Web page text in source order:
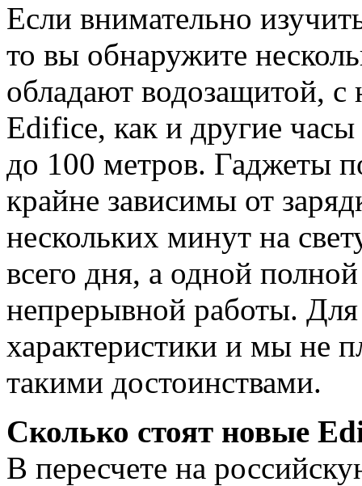
Если внимательно
то вы обнаружите
обладают водозащитой,
Edifice, как и другие
до 100 метров. Гаджеты
крайне зависимы от
нескольких минут на
всего дня, а одной
непрерывной работы.
характеристики и мы не
такими достоинствами.
Сколько стоят новые
В пересчете на